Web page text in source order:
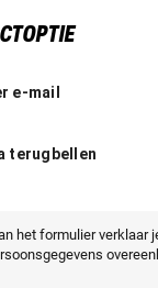
e-mail
terugbellen
het formulier verklaar